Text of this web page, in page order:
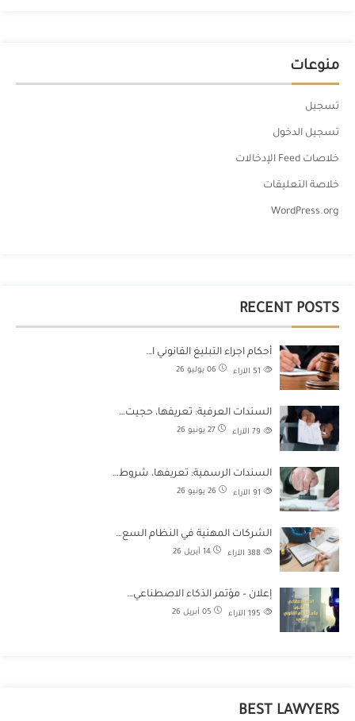
منوعات
تسجيل
تسجيل الدخول
خلاصات Feed الإدخالات
خلاصة التعليقات
WordPress.org
RECENT POSTS
أحكام اجراء التبليغ القانوني ا…
06 يوليو 26 الآراء
السندات العرفية: تعريفها، حجيت…
27 يونيو 26 الآراء
السندات الرسمية: تعريفها، شروط…
26 يونيو 26 الآراء
الشركات المهنية في النظام السع…
14 أبريل 26 الآراء
إعلان – مؤتمر الذكاء الاصطناعي…
05 أبريل 26 الآراء
BEST LAWYERS